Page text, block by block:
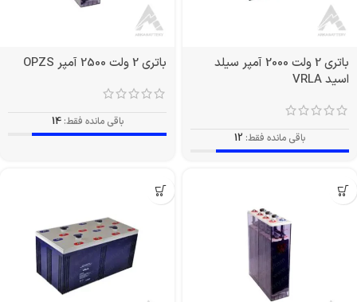
باتری 2 ولت 2000 آمپر سیلد
اسید VRLA
باقی مانده فقط: 12
باتری 2 ولت 2500 آمپر OPZS
باقی مانده فقط: 14